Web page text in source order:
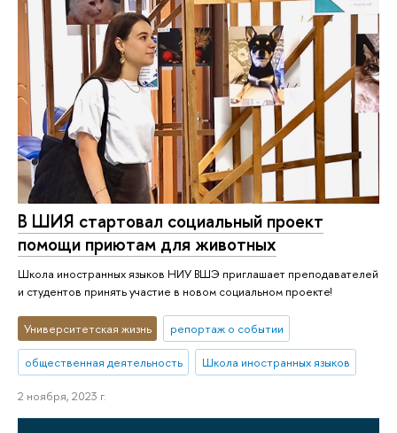
В ШИЯ стартовал социальный проект
помощи приютам для животных
Школа иностранных языков НИУ ВШЭ приглашает преподавателей
и студентов принять участие в новом социальном проекте!
Университетская жизнь репортаж о событии
общественная деятельность Школа иностранных языков
2 ноября, 2023 г.